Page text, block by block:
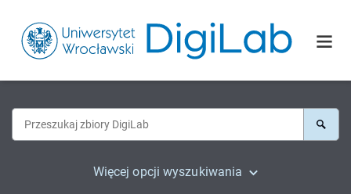
Więcej opcji wyszukiwania